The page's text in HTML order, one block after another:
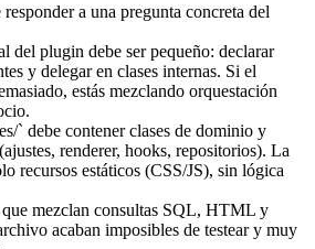
responder a una pregunta concreta del
del plugin debe ser pequeño: declarar
y delegar en clases internas. Si el
estás mezclando orquestación
` debe contener clases de dominio y
renderer, hooks, repositorios). La
recursos estáticos (CSS/JS), sin lógica
mezclan consultas SQL, HTML y
acaban imposibles de testear y muy